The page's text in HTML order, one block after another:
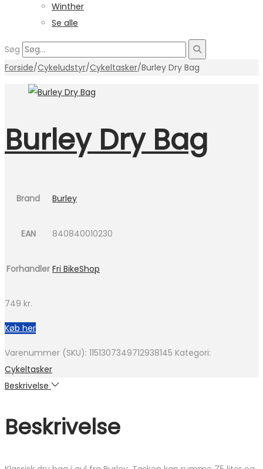
Winther
Se alle
Søg
Forside/Cykeludstyr/Cykeltasker/Burley Dry Bag
Burley Dry Bag
Brand Burley
EAN 840840010230
Forhandler Fri BikeShop
749 kr.
Køb her
Varenummer (SKU): 1151307349712938145 Kategori:
Cykeltasker
Beskrivelse
Beskrivelse